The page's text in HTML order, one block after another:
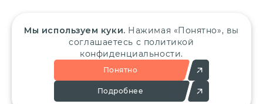
Мы используем куки. Нажимая «Понятно», вы
соглашаетесь с политикой
конфиденциальности.
Понятно
Подробнее